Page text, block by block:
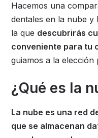
Hacemos una
dentales en la nube y
la que descubrirás
conveniente para tu
guiamos a la elección
¿Qué es la
La nube es una red
que se almacenan